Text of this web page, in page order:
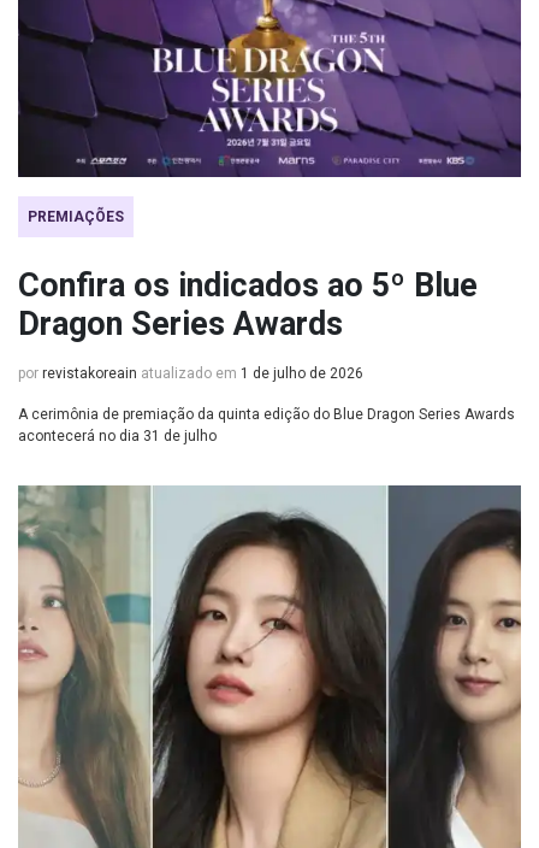
PREMIAÇÕES
Confira os indicados ao 5º Blue
Dragon Series Awards
por revistakoreain atualizado em 1 de julho de 2026
A cerimônia de premiação da quinta edição do Blue Dragon Series Awards
acontecerá no dia 31 de julho